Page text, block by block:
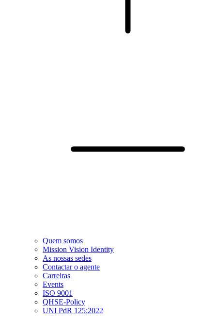
Quem somos
Mission Vision Identity
As nossas sedes
Contactar o agente
Carreiras
Events
ISO 9001
QHSE-Policy
UNI PdR 125:2022